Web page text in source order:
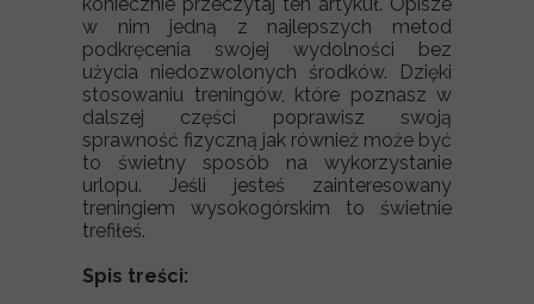
w nim jedną z najlepszych metod
podkręcenia swojej wydolności bez
użycia niedozwolonych środków. Dzięki
stosowaniu treningów, które poznasz w
dalszej części poprawisz swoją
sprawność fizyczną jak również może być
to świetny sposób na wykorzystanie
urlopu. Jeśli jesteś zainteresowany
treningiem wysokogórskim to świetnie
trefiłeś.
Spis treści: